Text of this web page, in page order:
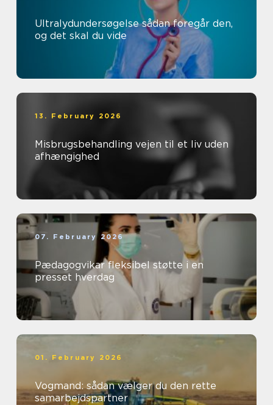
Ultralydundersøgelse sådan foregår den,
og det skal du vide
13. February 2026
Misbrugsbehandling vejen til et liv uden
afhængighed
07. February 2026
Pædagogvikar fleksibel støtte i en
presset hverdag
01. February 2026
Vogmand: sådan vælger du den rette
samarbejdspartner